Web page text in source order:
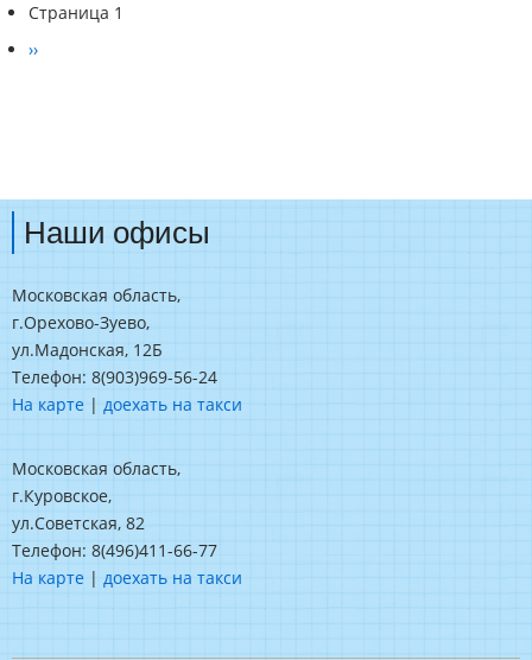
Нумерация
страниц
Страница 1
Следующая
››
Наши офисы
Московская область,
г.Орехово-Зуево,
ул.Мадонская, 12Б
Телефон: 8(903)969-56-24
На карте | доехать на такси
Московская область,
г.Куровское,
ул.Советская, 82
Телефон: 8(496)411-66-77
На карте | доехать на такси